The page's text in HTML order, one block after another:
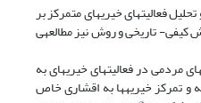
فعالیت­های خیریه­ای متمرکز بر
کیفی- تاریخی و روش نیز مطالعه­ی
مردمی در فعالیت­های خیریه­ای به
و تمرکز خیریه­ها به اقشاری خاص